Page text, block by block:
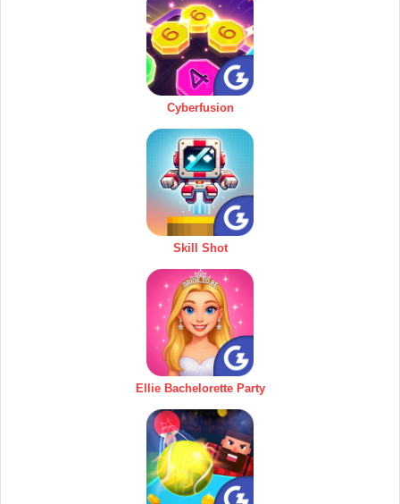
Cyberfusion
Skill Shot
Ellie Bachelorette Party